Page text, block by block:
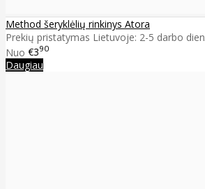
Method šeryklėlių rinkinys Atora
Prekių pristatymas Lietuvoje: 2-5 darbo
Nuo €390
Daugiau